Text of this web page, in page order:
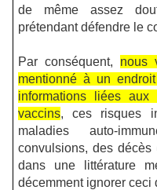
de même assez
prétendant défendre le
Par conséquent, nous
mentionné à un
informations liées
vaccins, ces risques
maladies auto-
convulsions, des
dans une littérature
décemment ignorer ceci